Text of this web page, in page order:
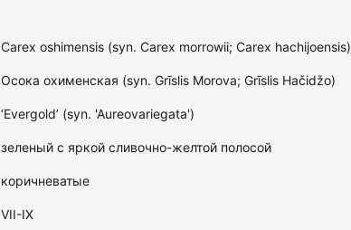
Carex oshimensis (syn. Carex morrowii; Carex hachijoensis)
Осока охименская (syn. Grīslis Morova; Grīslis Hačidžo)
‘Evergold’ (syn. 'Aureovariegata')
зеленый с яркой сливочно-желтой полосой
коричневатые
VII-IX